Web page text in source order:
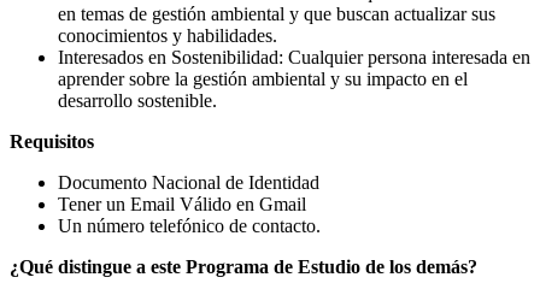
en temas de gestión ambiental y que buscan actualizar sus
conocimientos y habilidades.
Interesados en Sostenibilidad: Cualquier persona interesada en
aprender sobre la gestión ambiental y su impacto en el
desarrollo sostenible.
Requisitos
Documento Nacional de Identidad
Tener un Email Válido en Gmail
Un número telefónico de contacto.
¿Qué distingue a este Programa de Estudio de los demás?